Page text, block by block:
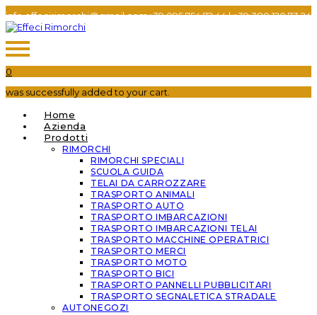
info.effecirimorchi@gmail.com+39 095 754 72 44​|+39 380 120 73 24​
0
was successfully added to your cart.
Home
Azienda
Prodotti
RIMORCHI
RIMORCHI SPECIALI
SCUOLA GUIDA
TELAI DA CARROZZARE
TRASPORTO ANIMALI
TRASPORTO AUTO
TRASPORTO IMBARCAZIONI
TRASPORTO IMBARCAZIONI TELAI
TRASPORTO MACCHINE OPERATRICI
TRASPORTO MERCI
TRASPORTO MOTO
TRASPORTO BICI
TRASPORTO PANNELLI PUBBLICITARI
TRASPORTO SEGNALETICA STRADALE
AUTONEGOZI